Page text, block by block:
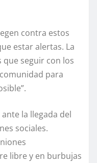
contra estos
estar alertas. La
seguir con los
para
la llegada del
sociales.
libre y en burbujas